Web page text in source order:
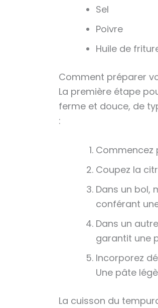
Sel
Poivre
Huile de
Comment préparer
La première étape
ferme et douce, de
:
Commencez
Coupez la
Dans un bol,
conférant
Dans un
garantit une
Incorporez
Une pâte
La cuisson du